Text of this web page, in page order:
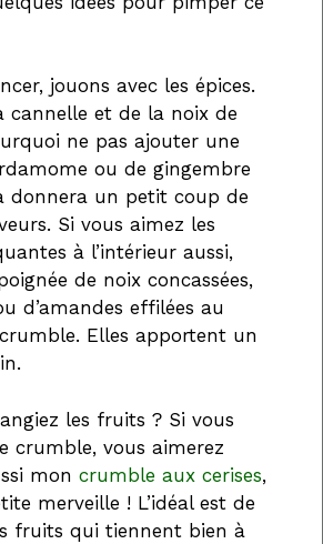
jouons avec les épices.
cannelle et de la noix de
ne pas ajouter une
ou de gingembre
donnera un petit coup de
Si vous aimez les
à l’intérieur aussi,
de noix concassées,
d’amandes effilées au
Elles apportent un
les fruits ? Si vous
crumble, vous aimerez
mon crumble aux cerises,
merveille ! L’idéal est de
fruits qui tiennent bien à